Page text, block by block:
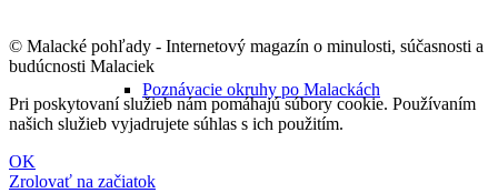
Poznávacie okruhy po Malackách
© Malacké pohľady - Internetový magazín o minulosti, súčasnosti a
budúcnosti Malaciek
Pri poskytovaní služieb nám pomáhajú súbory cookie. Používaním
našich služieb vyjadrujete súhlas s ich použitím.
OK
Zrolovať na začiatok